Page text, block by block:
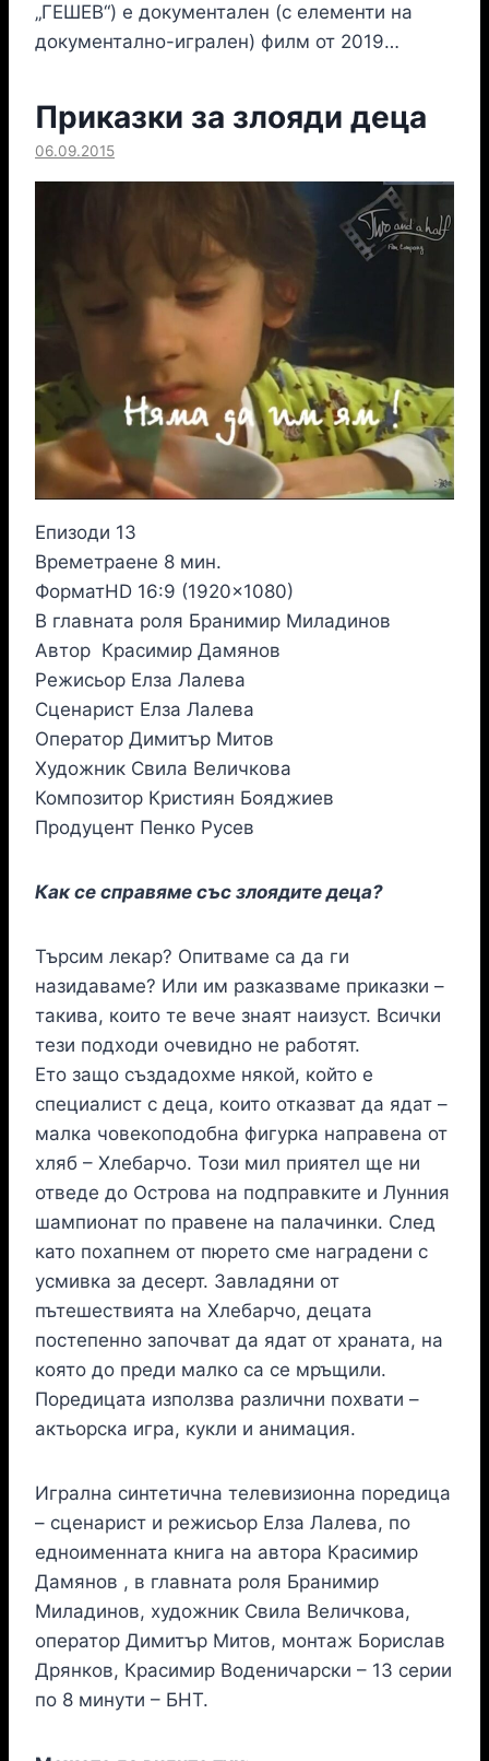
„ГЕШЕВ“) е документален (с елементи на
документално-игрален) филм от 2019…
Приказки за злояди деца
06.09.2015
Епизоди 13
Времетраене 8 мин.
ФорматHD 16:9 (1920×1080)
В главната роля Бранимир Миладинов
Автор Красимир Дамянов
Режисьор Елза Лалева
Сценарист Елза Лалева
Оператор Димитър Митов
Художник Свила Величкова
Композитор Кристиян Бояджиев
Продуцент Пенко Русев
Как се справяме със злоядите деца?
Търсим лекар? Oпитваме са да ги
назидаваме? Или им разказваме приказки –
такива, които те вече знаят наизуст. Всички
тези подходи очевидно не работят.
Ето защо създадохме някой, който е
специалист с деца, които отказват да ядат –
малка човекоподобна фигурка направена от
хляб – Хлебарчо. Този мил приятел ще ни
отведе до Острова на подправките и Лунния
шампионат по правене на палачинки. След
като похапнем от пюрето сме наградени с
усмивка за десерт. Завладяни от
пътешествията на Хлебарчо, децата
постепенно започват да ядат от храната, на
която до преди малко са се мръщили.
Поредицата използва различни похвати –
актьорска игра, кукли и анимация.
Игрална синтетична телевизионна поредица
– сценарист и режисьор Елза Лалева, по
едноименната книга на автора Красимир
Дамянов , в главната роля Бранимир
Миладинов, художник Свила Величкова,
оператор Димитър Митов, монтаж Борислав
Дрянков, Красимир Воденичарски – 13 серии
по 8 минути – БНТ.